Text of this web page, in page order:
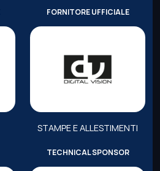
FORNITORE UFFICIALE
STAMPE E ALLESTIMENTI
TECHNICAL SPONSOR